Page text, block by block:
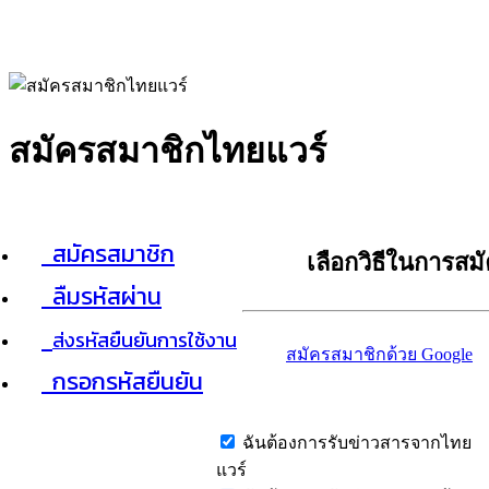
สมัครสมาชิกไทยแวร์
สมัครสมาชิก
ลืมรหัสผ่าน
ส่งรหัสยืนยันการใช้งาน
กรอกรหัสยืนยัน
เลือกวิธีในการส
สมัครสมาชิกด้วย Google
ฉันต้องการรับข่าวสารจากไทย
แวร์